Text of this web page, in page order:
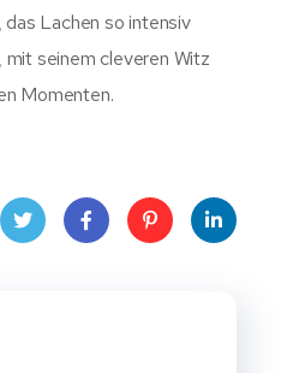
Lachen so intensiv
mit seinem cleveren Witz
Momenten.